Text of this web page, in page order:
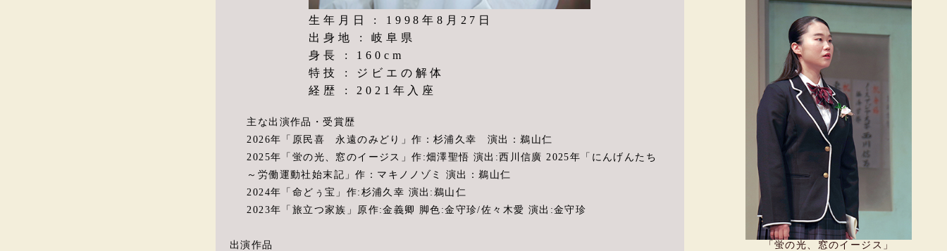
生年月日 : 1998年8月27日
出身地 : 岐阜県
身長 : 160cm
特技 : ジビエの解体
経歴 : 2021年入座
主な出演作品・受賞歴
2026年「原民喜 永遠のみどり」作：杉浦久幸 演出：鵜山仁
2025年「蛍の光、窓のイージス」作:畑澤聖悟 演出:西川信廣 2025年「にんげんたち
～労働運動社始末記」作：マキノノゾミ 演出：鵜山仁
2024年「命どぅ宝」作:杉浦久幸 演出:鵜山仁
2023年「旅立つ家族」原作:金義卿 脚色:金守珍/佐々木愛 演出:金守珍
出演作品
「蛍の光、窓のイージス」